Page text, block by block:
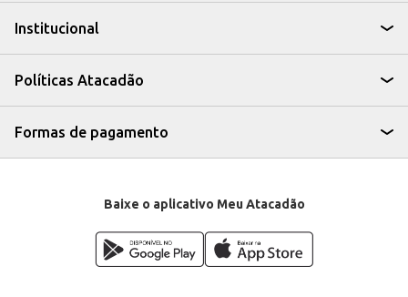
Institucional
Políticas Atacadão
Formas de pagamento
Baixe o aplicativo Meu Atacadão